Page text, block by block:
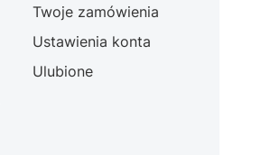
Twoje zamówienia
Ustawienia konta
Ulubione